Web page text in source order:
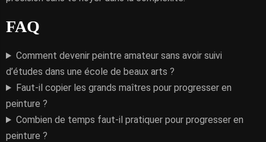
FAQ
Comment devenir peintre amateur sans avoir suivi
d’études dans une école de beaux arts ?
Faut-il copier les grands maîtres pour progresser en
peinture ?
Combien de temps faut-il pratiquer pour progresser en
peinture ?